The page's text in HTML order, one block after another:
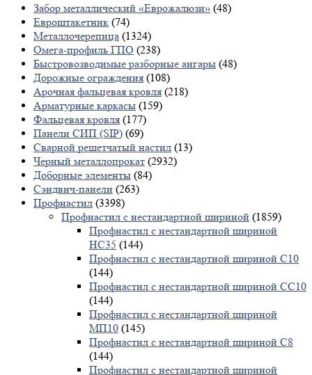
Забор металлический «Еврожалюзи» (48)
Евроштакетник (74)
Металлочерепица (1324)
Омега-профиль ГПО (238)
Быстровозводимые разборные ангары (48)
Дорожные ограждения (108)
Арочная фальцевая кровля (218)
Арматурные каркасы (159)
Фальцевая кровля (177)
Панели СИП (SIP) (69)
Сварной решетчатый настил (13)
Черный металлопрокат (2932)
Доборные элементы (84)
Сэндвич-панели (263)
Профнастил (3398)
Профнастил с нестандартной шириной (1859)
Профнастил с нестандартной шириной
НС35 (144)
Профнастил с нестандартной шириной С10
(144)
Профнастил с нестандартной шириной СС10
(144)
Профнастил с нестандартной шириной
МП10 (145)
Профнастил с нестандартной шириной С8
(144)
Профнастил с нестандартной шириной